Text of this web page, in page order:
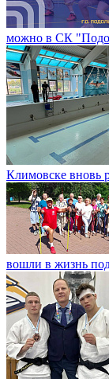
можно в СК
Климовске вновь
вошли в жизнь